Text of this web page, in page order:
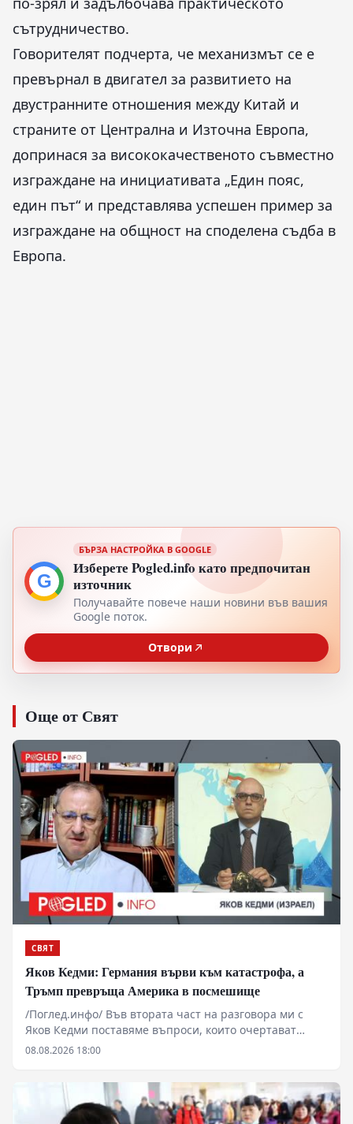
сътрудничество.
Говорителят подчерта, че механизмът се е
превърнал в двигател за развитието на
двустранните отношения между Китай и
страните от Централна и Източна Европа,
допринася за висококачественото съвместно
изграждане на инициативата „Един пояс,
един път“ и представлява успешен пример за
изграждане на общност на споделена съдба в
Европа.
G
БЪРЗА НАСТРОЙКА В GOOGLE
Изберете Pogled.info като предпочитан
източник
Получавайте повече наши новини във вашия
Google поток.
Отвори
Още от Свят
СВЯТ
Яков Кедми: Германия върви към катастрофа, а
Тръмп превръща Америка в посмешище
/Поглед.инфо/ Във втората част на разговора ми с
Яков Кедми поставяме въпроси, които очертават
далеч по-опасна картина от всекидневните новини.
украинската война? Защо Кедми предупреждава, че
забраната на „Алтернатива за Германия“ би
08.08.2026 18:00